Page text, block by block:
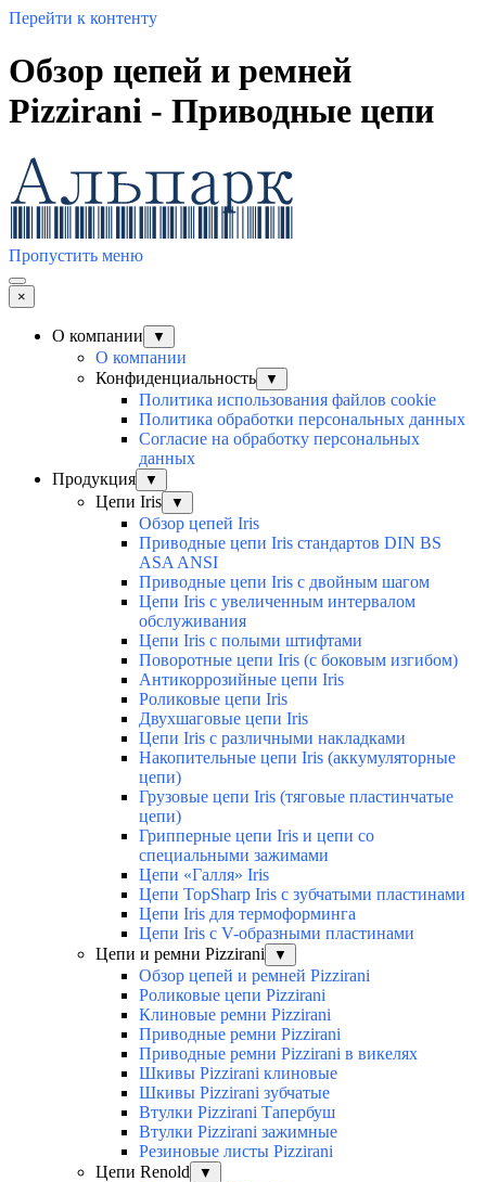
Перейти к контенту
Обзор цепей и ремней
Pizzirani - Приводные цепи
Пропустить меню
×
О компании ▼
О компании
Конфиденциальность
▼
Политика использования файлов cookie
Политика обработки персональных данных
Согласие на обработку персональных
данных
Продукция
▼
Цепи Iris ▼
Обзор цепей Iris
Приводные цепи Iris стандартов DIN BS
ASA ANSI
Приводные цепи Iris с двойным шагом
Цепи Iris с увеличенным интервалом
обслуживания
Цепи Iris с полыми штифтами
Поворотные цепи Iris (с боковым изгибом)
Антикоррозийные цепи Iris
Роликовые цепи Iris
Двухшаговые цепи Iris
Цепи Iris с различными накладками
Накопительные цепи Iris (аккумуляторные
цепи)
Грузовые цепи Iris (тяговые пластинчатые
цепи)
Грипперные цепи Iris и цепи со
специальными зажимами
Цепи «Галля» Iris
Цепи TopSharp Iris с зубчатыми пластинами
Цепи Iris для термоформинга
Цепи Iris с V-образными пластинами
Цепи и ремни Pizzirani
▼
Обзор цепей и ремней Pizzirani
Роликовые цепи Pizzirani
Клиновые ремни Pizzirani
Приводные ремни Pizzirani
Приводные ремни Pizzirani в викелях
Шкивы Pizzirani клиновые
Шкивы Pizzirani зубчатые
Втулки Pizzirani Тапербуш
Втулки Pizzirani зажимные
Резиновые листы Pizzirani
Цепи Renold
▼